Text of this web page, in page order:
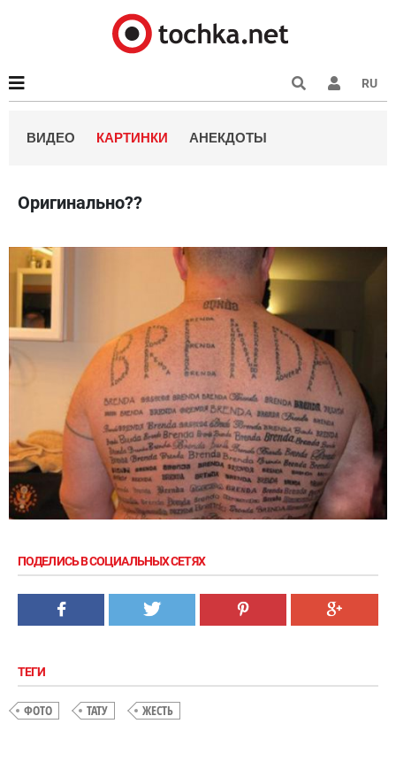
RU
ВИДЕО КАРТИНКИ АНЕКДОТЫ
Оригинально??
ПОДЕЛИСЬ В СОЦИАЛЬНЫХ СЕТЯХ
ТЕГИ
ФОТО ТАТУ ЖЕСТЬ